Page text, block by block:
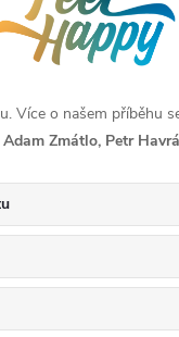
Více o našem příběhu
Adam Zmátlo, Petr